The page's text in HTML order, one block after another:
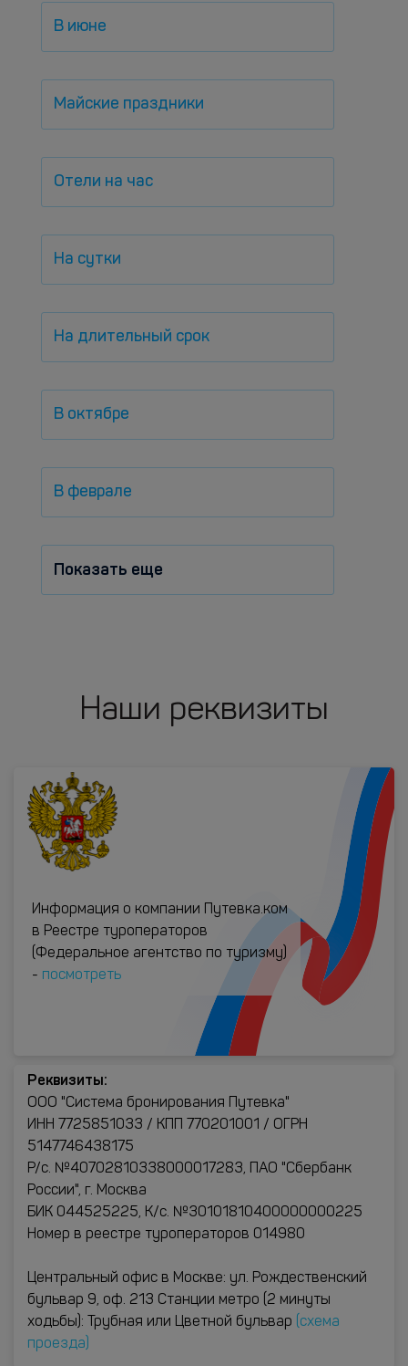
В июне
Майские праздники
Отели на час
На сутки
На длительный срок
В октябре
В феврале
Показать еще
Наши реквизиты
Информация о компании Путевка.ком
в Реестре туроператоров
(Федеральное агентство по туризму)
- посмотреть
Реквизиты:
ООО "Система бронирования Путевка"
ИНН 7725851033 / КПП 770201001 / ОГРН
5147746438175
Р/с. №40702810338000017283, ПАО "Сбербанк
России", г. Москва
БИК 044525225, К/с. №30101810400000000225
Номер в реестре туроператоров 014980
Центральный офис в Москве: ул. Рождественский
бульвар 9, оф. 213 Станции метро (2 минуты
ходьбы): Трубная или Цветной бульвар
(схема
проезда)